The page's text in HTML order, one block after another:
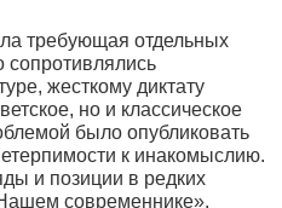
требующая отдельных
сопротивлялись
жесткому диктату
но и классическое
было опубликовать
к инакомыслию.
и позиции в редких
современнике»,